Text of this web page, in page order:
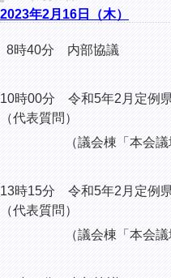
2023年2月16日（木）
8時40分 内部協議
10時00分 令和5年2月定例
（代表質問）
（議会棟「本会議場
13時15分 令和5年2月定例
（代表質問）
（議会棟「本会議場